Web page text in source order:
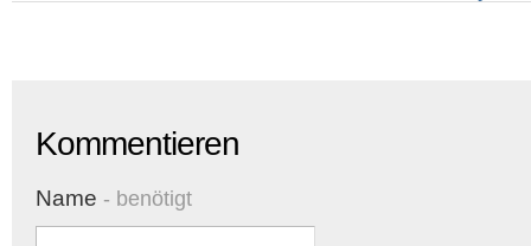
Kommentieren
Name - benötigt